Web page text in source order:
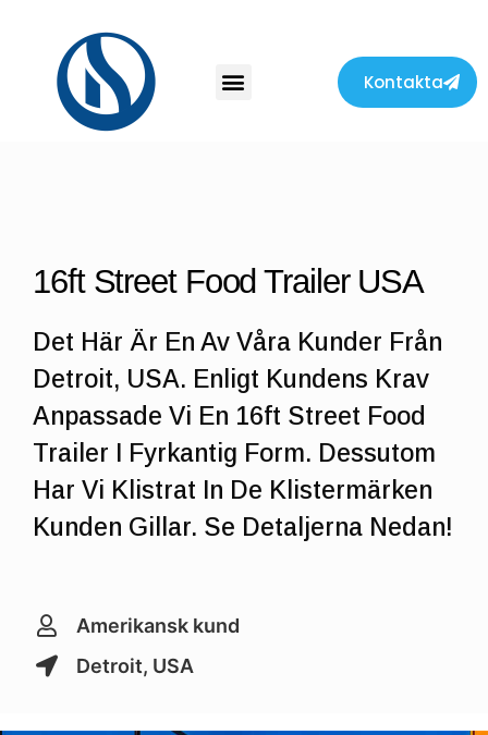
Kontakta
16ft Street Food Trailer USA
Det Här Är En Av Våra Kunder Från
Detroit, USA. Enligt Kundens Krav
Anpassade Vi En 16ft Street Food
Trailer I Fyrkantig Form. Dessutom
Har Vi Klistrat In De Klistermärken
Kunden Gillar. Se Detaljerna Nedan!
Amerikansk kund
Detroit, USA